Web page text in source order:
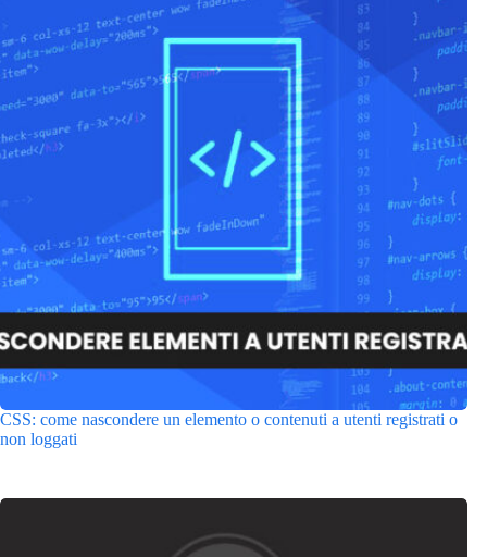
CSS: come nascondere un elemento o contenuti a utenti registrati o
non loggati